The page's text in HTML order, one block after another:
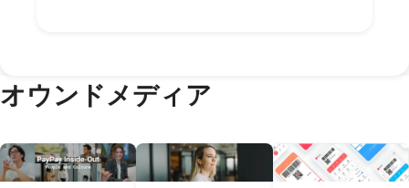
2019年2月
2019年1月
オウンドメディア